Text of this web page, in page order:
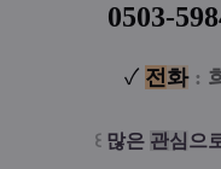
0503-
✓ 전화 :
꒰ 많은 관심 으